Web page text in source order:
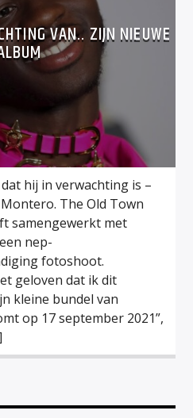
VAN.. ZIJN NIEUWE
hij in verwachting is –
The Old Town
samengewerkt met
nep-
fotoshoot.
geloven dat ik dit
kleine bundel van
op 17 september 2021”,